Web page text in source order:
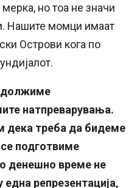
но тоа не значи
Нашите момци имаат
Острови кога по
натпреварувања.
дека треба да бидеме
подготвиме
денешно време не
репрезентација,